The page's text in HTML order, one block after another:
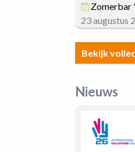
Zomerbar
23 augustus
Bekijk
Nieuws